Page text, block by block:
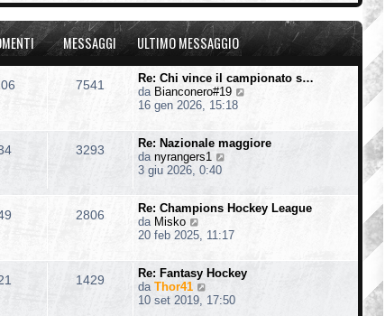
s
a
g
g
i
o
m
o
m
s
a
o
i
l
t
m
o
m
e
s
a
g
i
o
MESSAGGI ULTIMO MESSAGGIO
7541
Re: Chi vince il campionato s…
da Bianconero#19
i
u
m
o
a
16 gen 2026, 15:18
3293
Re: Nazionale maggiore
da nyrangers1
i
u
t
m
o
e
3 giu 2026, 0:40
2806
Re: Champions Hockey League
da Misko
u
l
t
20 feb 2025, 11:17
1429
Re: Fantasy Hockey
da Thor41
e
10 set 2019, 17:50